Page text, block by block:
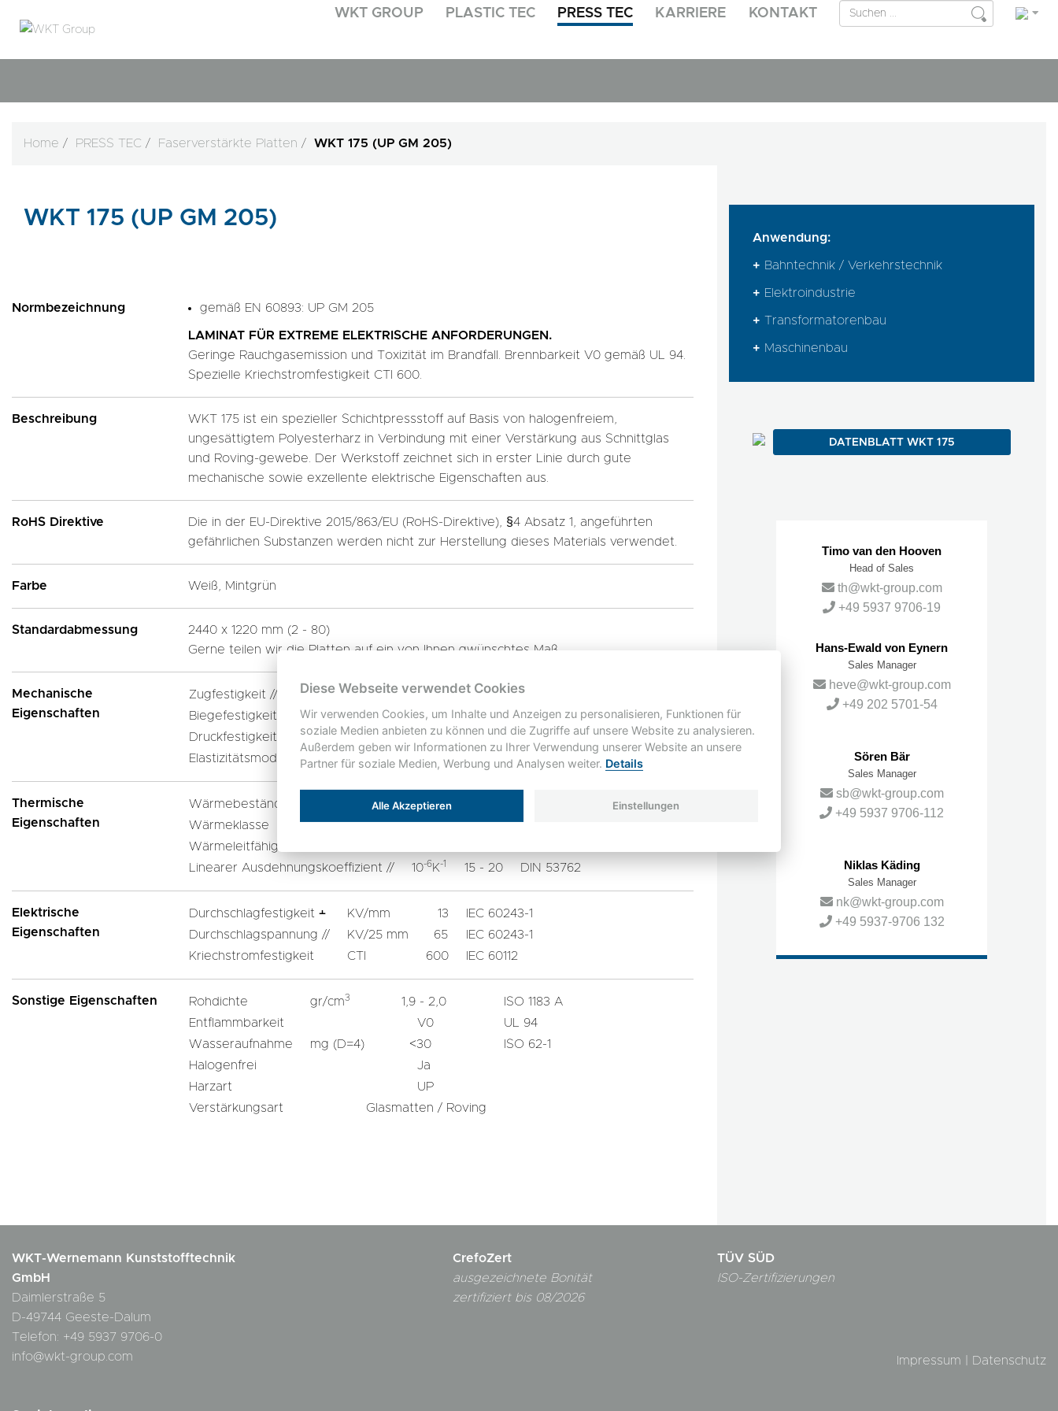
WKT GROUP PLASTIC TEC PRESS TEC KARRIERE KONTAKT
Home PRESS TEC Faserverstärkte Platten WKT 175 (UP GM 205)
WKT 175 (UP GM 205)
Normbezeichnung gemäß EN 60893: UP GM 205
LAMINAT FÜR EXTREME ELEKTRISCHE ANFORDERUNGEN.
Geringe Rauchgasemission und Toxizität im Brandfall. Brennbarkeit V0 gemäß UL 94.
Spezielle Kriechstromfestigkeit CTI 600.
Beschreibung
WKT 175 ist ein spezieller Schichtpressstoff auf Basis von halogenfreiem,
ungesättigtem Polyesterharz in Verbindung mit einer Verstärkung aus Schnittglas
und Roving-gewebe. Der Werkstoff zeichnet sich in erster Linie durch gute
mechanische sowie exzellente elektrische Eigenschaften aus.
RoHS Direktive
Die in der EU-Direktive 2015/863/EU (RoHS-Direktive), §4 Absatz 1, angeführten
gefährlichen Substanzen werden nicht zur Herstellung dieses Materials verwendet.
Farbe Weiß, Mintgrün
Standardabmessung
2440 x 1220 mm (2 - 80)
Gerne teilen wir die Platten auf ein von Ihnen gwünschtes Maß.
Mechanische
Eigenschaften
Zugfestigkeit // MPa 200
ISO 527
Biegefestigkeit ﬩
MPa 350
ISO 178
Druckfestigkeit ﬩
MPa 500
ISO 604
ElastizitätsmodulMPa≥ 20000 ISO 178
Thermische
Eigenschaften
Wärmebeständigkeit °C 155
Wärmeklasse
F
DIN 60085
Wärmeleitfähigkeit
Linearer Ausdehnungskoeffizient //
10-6K-1 15 - 20 DIN 53762
Elektrische
Eigenschaften
Durchschlagfestigkeit ﬩ KV/mm 13
IEC 60243-1
Durchschlagspannung //
KV/25 mm 65
IEC 60243-1
Kriechstromfestigkeit
CTI 600 IEC 60112
Sonstige Eigenschaften Rohdichte gr/cm3 1,9 - 2,0
ISO 1183 A
Entflammbarkeit
V0
UL 94
Wasseraufnahme
mg (D=4) <30
ISO 62-1
Halogenfrei
Ja
Harzart
UP
Verstärkungsart
Glasmatten / Roving
Anwendung:
+ Bahntechnik / Verkehrstechnik
+ Elektroindustrie
+ Transformatorenbau
+ Maschinenbau
DATENBLATT WKT 175
Timo van den Hooven
Head of Sales
th@wkt-group.com
+49 5937 9706-19
Hans-Ewald von Eynern
Sales Manager
heve@wkt-group.com
+49 202 5701-54
Sören Bär
Sales Manager
sb@wkt-group.com
+49 5937 9706-112
Niklas Käding
Sales Manager
nk@wkt-group.com
+49 5937-9706 132
WKT-Wernemann Kunststofftechnik
GmbH
Daimlerstraße 5
D-49744 Geeste-Dalum
Telefon: +49 5937 9706-0
info@wkt-group.com
CrefoZert
ausgezeichnete Bonität
zertifiziert bis 08/2026
TÜV SÜD
ISO-Zertifizierungen
Impressum Datenschutz
Diese Webseite verwendet Cookies
Wir verwenden Cookies, um Inhalte und Anzeigen zu personalisieren, Funktionen für
soziale Medien anbieten zu können und die Zugriffe auf unsere Website zu analysieren.
Außerdem geben wir Informationen zu Ihrer Verwendung unserer Website an unsere
Partner für soziale Medien, Werbung und Analysen weiter. Details
Alle Akzeptieren Einstellungen